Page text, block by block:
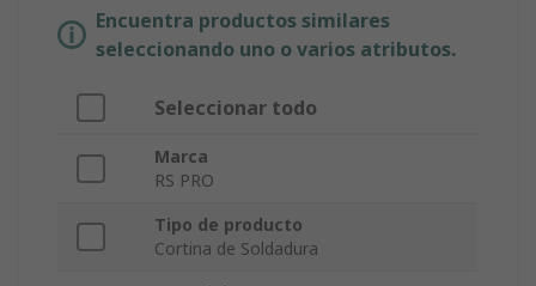
Encuentra productos similares
seleccionando uno o varios atributos.
Seleccionar todo
Marca
RS PRO
Tipo de producto
Cortina de Soldadura